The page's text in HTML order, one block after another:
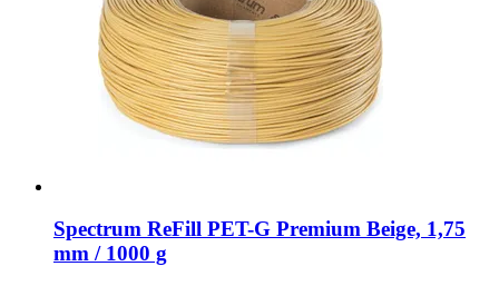
Spectrum ReFill PET-​G Premium Beige, 1,75
mm / 1000 g